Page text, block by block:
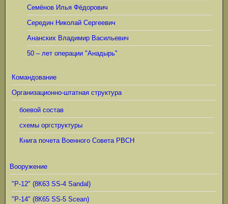
Семёнов Илья Фёдорович
Середин Николай Сергеевич
Ананских Владимир Васильевич
50 – лет операции "Анадырь"
Командование
Организационно-штатная структура
боевой состав
схемы оргструктуры
Книга почета Военного Совета РВСН
Вооружение
"Р-12" (8К63 SS-4 Sandal)
"Р-14" (8К65 SS-5 Scean)